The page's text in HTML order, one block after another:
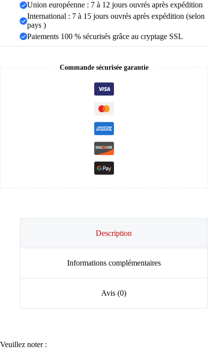
Union européenne : 7 à 12 jours ouvrés après expédition
International : 7 à 15 jours ouvrés après expédition (selon
pays )
Paiements 100 % sécurisés grâce au cryptage SSL
Commande sécurisée garantie
Description
Informations complémentaires
Avis (0)
Veuillez noter :